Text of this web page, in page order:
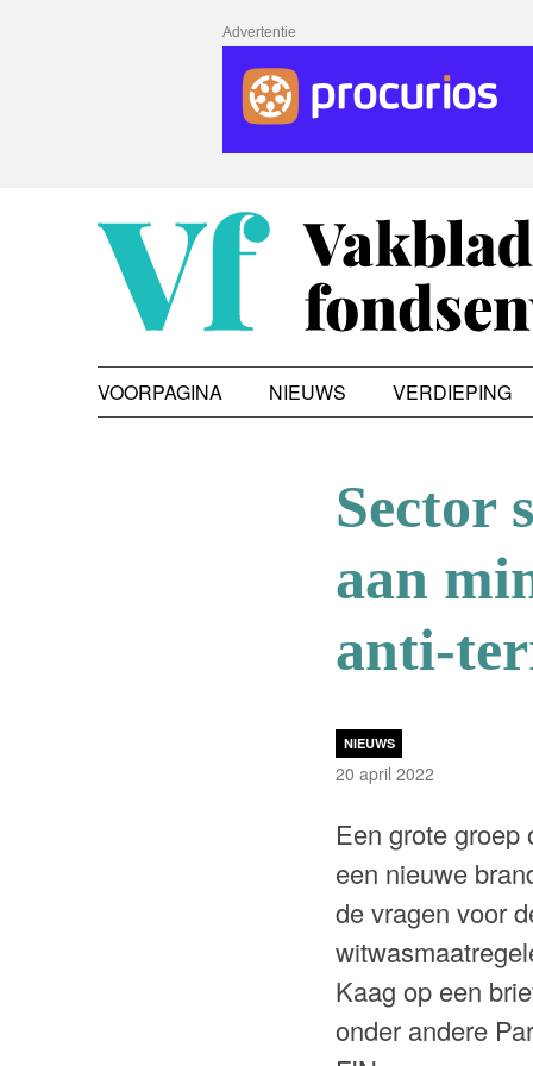
Advertentie
VOORPAGINA NIEUWS VERDIEPING
Sector
aan
anti-
NIEUWS
20 april 2022
Een grote
een nieuwe
de vragen voor
Kaag op een
onder andere